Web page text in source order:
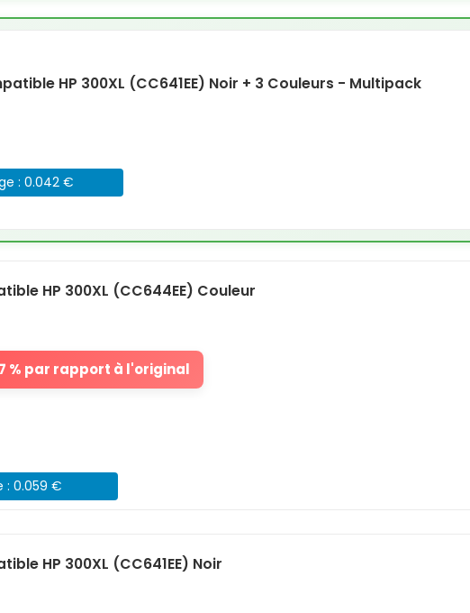
HP 300XL (CC641EE) Noir + 3 Couleurs - Multipack
: 0.042 €
HP 300XL (CC644EE) Couleur
% par rapport à l'original
: 0.059 €
HP 300XL (CC641EE) Noir